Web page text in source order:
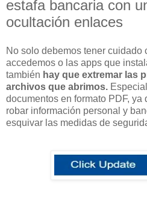
estafa bancaria con
ocultación enlaces
No solo debemos tener cuidado
accedemos o las apps que
también hay que extremar las
archivos que abrimos.
documentos en formato PDF,
robar información personal y
esquivar las medidas de